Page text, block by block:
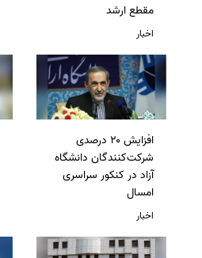
مقطع ارشد
اخبار
افزایش ۲۰ درصدی
شرکت‌کنندگان دانشگاه
آزاد در کنکور سراسری
امسال
اخبار